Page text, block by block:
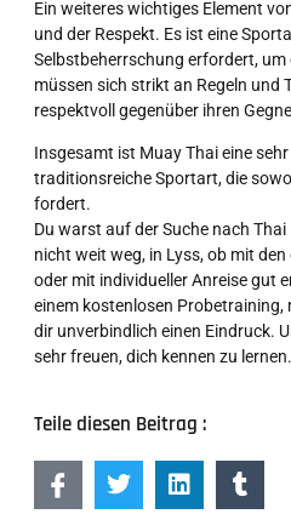
Ein weiteres wichtiges Element
und der Respekt. Es ist eine
Selbstbeherrschung erfordert,
müssen sich strikt an Regeln und
respektvoll gegenüber ihren
Insgesamt ist Muay Thai eine
traditionsreiche Sportart, die
fordert.
Du warst auf der Suche nach Thai
nicht weit weg, in Lyss, ob mit
oder mit individueller Anreise gut
einem kostenlosen Probetraining,
dir unverbindlich einen Eindruck.
sehr freuen, dich kennen zu lernen.
Teile diesen Beitrag :